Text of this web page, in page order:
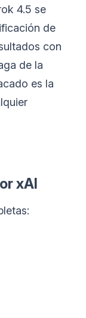
4.5 se
de
con
de la
es la
xAI